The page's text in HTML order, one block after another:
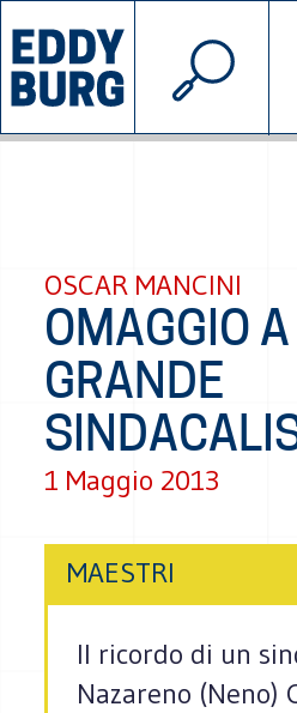
INIZIATIVE
© 2026
OSCAR MANCINI
OMAGGIO
GRANDE
1 Maggio 2013
MAESTRI
Il ricordo di un
Nazareno (Neno)